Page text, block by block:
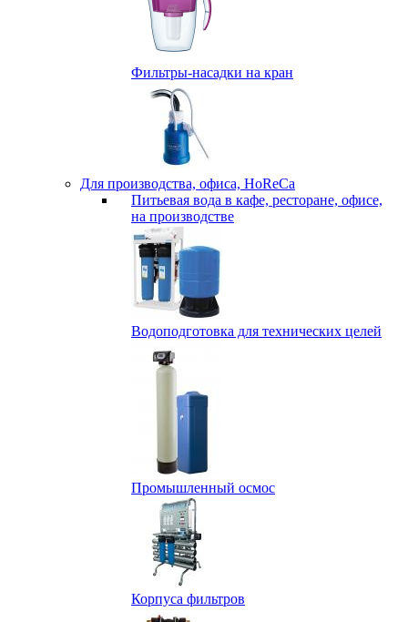
Фильтры-насадки на кран
Для производства, офиса, HoReCa
Питьевая вода в кафе, ресторане, офисе,
на производстве
Водоподготовка для технических целей
Промышленный осмос
Корпуса фильтров